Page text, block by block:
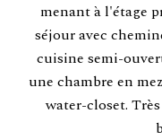
menant à l'étage
séjour avec
cuisine semi-
une chambre en
water-closet.